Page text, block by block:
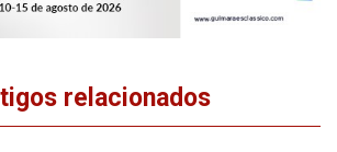
relacionados